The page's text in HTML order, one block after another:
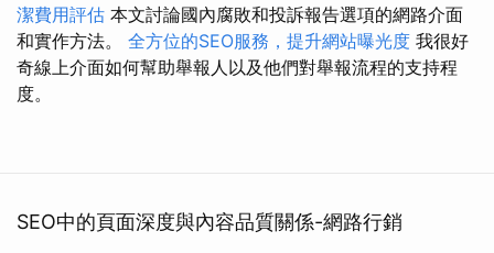
潔費用評估 本文討論國內腐敗和投訴報告選項的網路介面
和實作方法。 全方位的SEO服務，提升網站曝光度 我很好
奇線上介面如何幫助舉報人以及他們對舉報流程的支持程
度。
SEO中的頁面深度與內容品質關係-網路行銷